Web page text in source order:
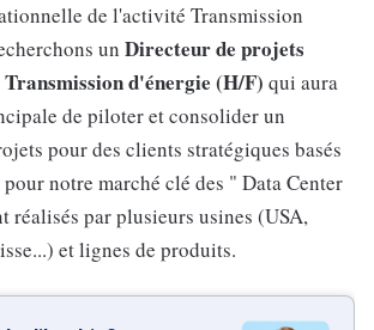
de l'activité Transmission
un Directeur de projets
d'énergie (H/F) qui aura
de piloter et consolider un
pour des clients stratégiques basés
notre marché clé des " Data Center
réalisés par plusieurs usines (USA,
et lignes de produits.